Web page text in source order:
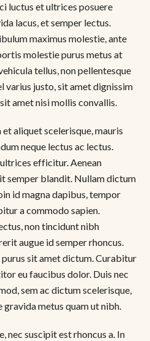
luctus et ultrices posuere
lacus, et semper lectus.
maximus molestie, ante
molestie purus metus at
tellus, non pellentesque
varius justo, sit amet dignissim
amet nisi mollis convallis.
aliquet scelerisque, mauris
neque lectus ac lectus.
efficitur. Aenean
semper blandit. Nullam dictum
id magna dapibus, tempor
a commodo sapien.
non tincidunt nibh
augue id semper rhoncus.
sit amet dictum. Curabitur
eu faucibus dolor. Duis nec
sem ac dictum scelerisque,
metus quam ut nibh.
nec suscipit est rhoncus a. In